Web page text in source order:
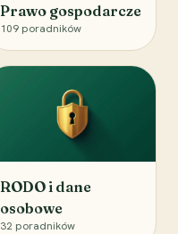
Prawo gospodarcze
109 poradników
RODO i dane
osobowe
32 poradników